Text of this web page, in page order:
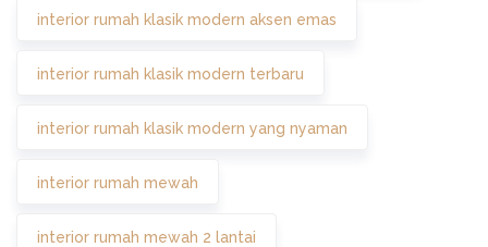
interior rumah klasik modern aksen emas
interior rumah klasik modern terbaru
interior rumah klasik modern yang nyaman
interior rumah mewah
interior rumah mewah 2 lantai